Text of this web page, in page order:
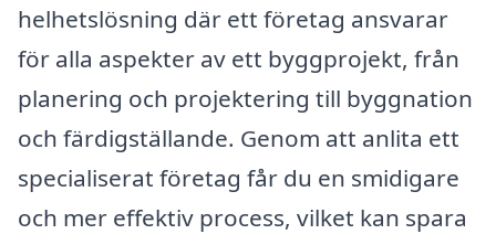
helhetslösning där ett företag ansvarar
för alla aspekter av ett byggprojekt, från
planering och projektering till byggnation
och färdigställande. Genom att anlita ett
specialiserat företag får du en smidigare
och mer effektiv process, vilket kan spara